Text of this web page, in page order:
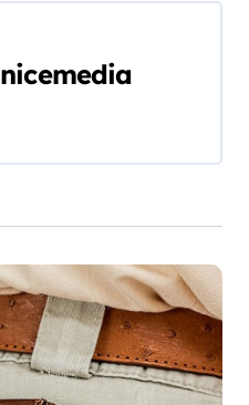
nicemedia